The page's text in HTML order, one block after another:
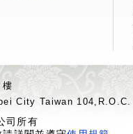
City Taiwan 104,R.O.C.
司所有